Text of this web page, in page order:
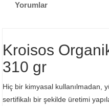
Yorumlar
Kroisos
310 gr
Hiç bir kimyasal kullanılmadan,
sertifikalı bir şekilde üretimi